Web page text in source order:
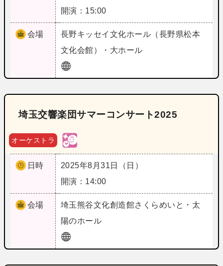
開演：15:00
会場 長野キッセイ文化ホール（長野県松本
文化会館）・大ホール
埼玉交響楽団サマーコンサート2025
オーケストラ
日時
2025年8月31日（日）
開演：14:00
会場 埼玉 熊谷文化創造館さくらめいと・太
陽のホール